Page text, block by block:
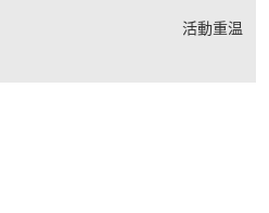
活動重温